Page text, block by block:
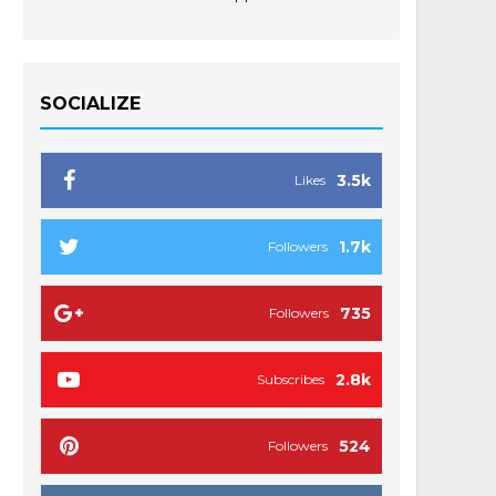
SOCIALIZE
3.5k
Likes
1.7k
Followers
735
Followers
2.8k
Subscribes
524
Followers